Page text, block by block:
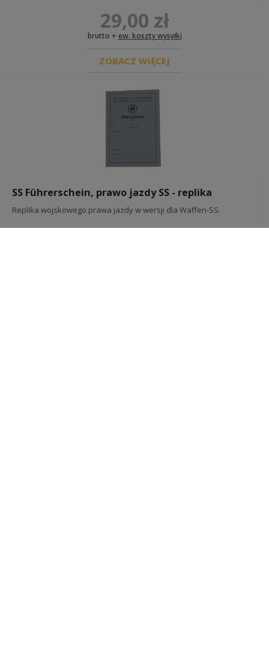
29,00 zł
brutto + ew. koszty wysyłki
ZOBACZ WIĘCEJ
SS Führerschein, prawo jazdy SS - replika
Replika wojskowego prawa jazdy w wersji dla Waffen-SS.
29,00 zł